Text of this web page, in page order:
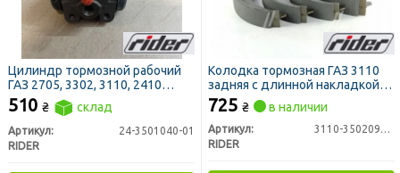
Цилиндр тормозной рабочий
ГАЗ 2705, 3302, 3110, 2410
задний d=12мм (RIDER)
510 ₴ склад
Артикул:
24-3501040-01
RIDER
Колодка тормозная ГАЗ 3110
задняя с длинной накладкой
STANDARD (RIDER)
725 ₴ в наличии
Артикул:
3110-3502090-01
RIDER